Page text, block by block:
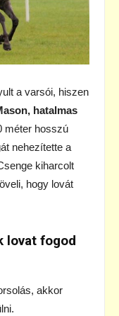
a varsói, hiszen
hatalmas
méter hosszú
nehezítette a
kiharcolt
hogy lovát
lovat fogod
akkor